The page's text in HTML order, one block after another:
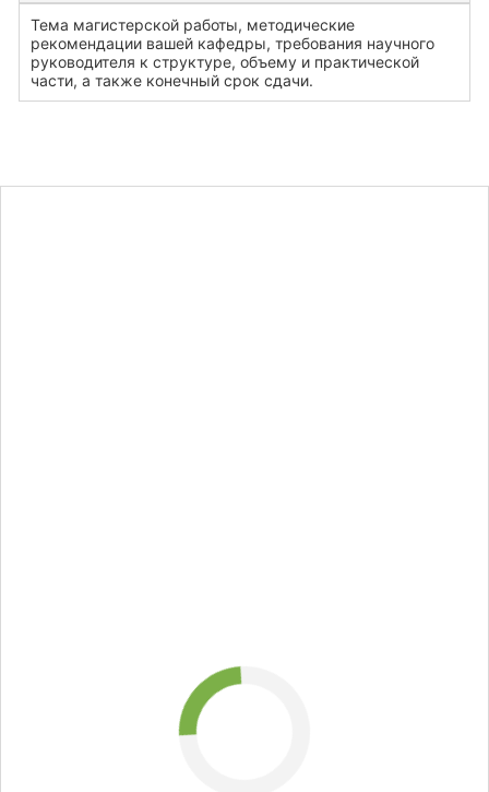
Тема магистерской работы, методические
рекомендации вашей кафедры, требования научного
руководителя к структуре, объему и практической
части, а также конечный срок сдачи.